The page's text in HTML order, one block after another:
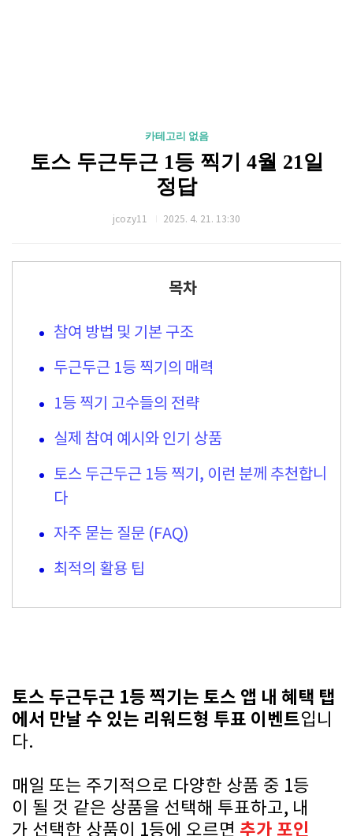
카테고리 없음
토스 두근두근 1등 찍기 4월 21일
정답
jcozy11 2025. 4. 21. 13:30
목차
참여 방법 및 기본 구조
두근두근 1등 찍기의 매력
1등 찍기 고수들의 전략
실제 참여 예시와 인기 상품
토스 두근두근 1등 찍기, 이런 분께 추천합니
다
자주 묻는 질문 (FAQ)
최적의 활용 팁
토스 두근두근 1등 찍기는 토스 앱 내 혜택 탭
에서 만날 수 있는 리워드형 투표 이벤트입니
다.
매일 또는 주기적으로 다양한 상품 중 1등
이 될 것 같은 상품을 선택해 투표하고, 내
가 선택한 상품이 1등에 오르면 추가 포인